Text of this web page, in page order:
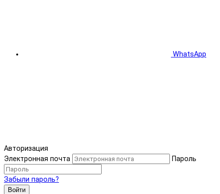
WhatsApp
Авторизация
Электронная почта
Пароль
Забыли пароль?
Войти